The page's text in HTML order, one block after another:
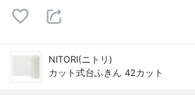
NITORI(ニトリ)
カット式台ふきん 42カット